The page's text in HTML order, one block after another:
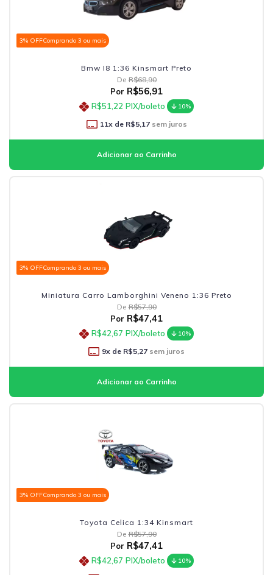
3% OFFComprando 3 ou mais
Bmw I8 1:36 Kinsmart Preto
De R$68,90
Por R$56,91
R$51,22 PIX/boleto 10%
11x de R$5,17sem juros
3% OFFComprando 3 ou mais
Miniatura Carro Lamborghini Veneno 1:36 Preto
De R$57,90
Por R$47,41
R$42,67 PIX/boleto 10%
9x de R$5,27 sem juros
3% OFFComprando 3 ou mais
Toyota Celica 1:34 Kinsmart
De R$57,90
Por R$47,41
R$42,67 PIX/boleto 10%